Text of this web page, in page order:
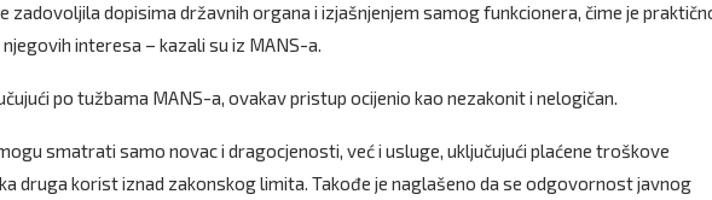
zadovoljila dopisima državnih organa i izjašnjenjem samog funkcionera, čime je
interesa – kazali su iz MANS-a.
po tužbama MANS-a, ovakav pristup ocijenio kao nezakonit i nelogičan.
smatrati samo novac i dragocjenosti, već i usluge, uključujući plaćene troškove
druga korist iznad zakonskog limita. Takođe je naglašeno da se odgovornost javnog